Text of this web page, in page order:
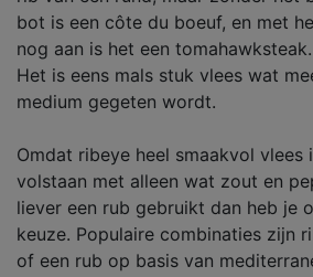
bot is een côte du boeuf, en met
nog aan is het een tomahawksteak.
Het is eens mals stuk vlees wat
medium gegeten wordt.
Omdat ribeye heel smaakvol vlees
volstaan met alleen wat zout en
liever een rub gebruikt dan heb je
keuze. Populaire combinaties zijn
of een rub op basis van